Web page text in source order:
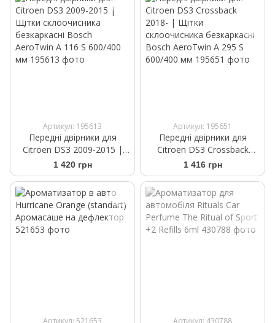
Артикул: 195613
Передні двірники для
Citroen DS3 2009-2015 |
Щітки склоочисника
безкаркасні Bosch
AeroTwin A 116 S 600/400
мм
1 420 грн
Артикул: 195651
Передні двірники для
Citroen DS3 Crossback
2018- | Щітки
склоочисника безкаркасні
Bosch AeroTwin A 295 S
600/400 мм
1 416 грн
Артикул: 521653 Артикул: 430788